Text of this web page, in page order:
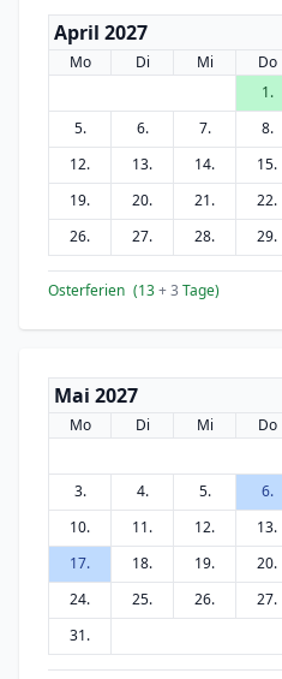
April 2027
Mo Di Mi Do
1.
5.
6. 7. 8.
12.
13. 14. 15.
19.
20. 21. 22.
26.
27. 28. 29.
Osterferien (13+ 3 Tage)
Mai 2027
Mo Di Mi Do
3.
4. 5. 6.
10.
11. 12. 13.
17.
18. 19. 20.
24.
25. 26. 27.
31.